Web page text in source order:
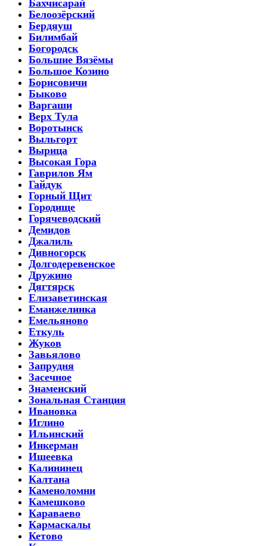
Бахчисарай
Белоозёрский
Бердяуш
Билимбай
Богородск
Большие Вязёмы
Большое Козино
Борисовичи
Быково
Варгаши
Верх Тула
Воротынск
Выльгорт
Вырица
Высокая Гора
Гаврилов Ям
Гайдук
Горный Щит
Городище
Горячеводский
Демидов
Джалиль
Дивногорск
Долгодеревенское
Дружино
Дягтярск
Елизаветинская
Еманжелинка
Емельяново
Еткуль
Жуков
Завьялово
Запрудня
Засечное
Знаменский
Зональная Станция
Ивановка
Иглино
Ильинский
Инкерман
Ишеевка
Калининец
Калтана
Каменоломни
Камешково
Караваево
Кармаскалы
Кетово